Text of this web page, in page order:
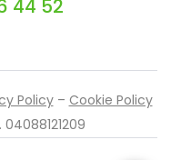
44 52
Policy– Cookie Policy
04088121209